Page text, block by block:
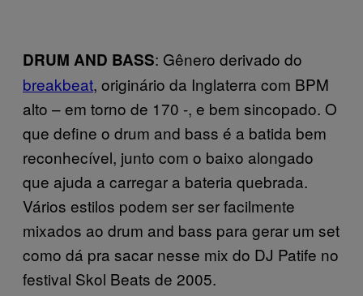
DRUM AND BASS: Gênero derivado do
breakbeat, originário da Inglaterra com BPM
alto – em torno de 170 -, e bem sincopado. O
que define o drum and bass é a batida bem
reconhecível, junto com o baixo alongado
que ajuda a carregar a bateria quebrada.
Vários estilos podem ser ser facilmente
mixados ao drum and bass para gerar um set
como dá pra sacar nesse mix do DJ Patife no
festival Skol Beats de 2005.